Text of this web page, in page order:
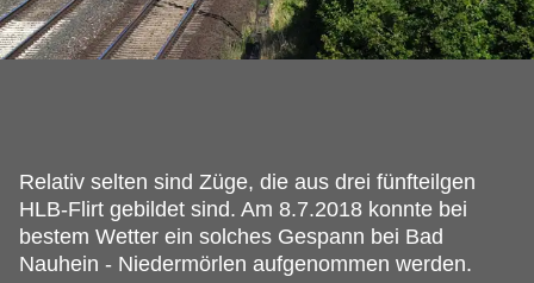
Relativ selten sind Züge, die aus drei fünfteilgen
HLB-Flirt gebildet sind. Am 8.7.2018 konnte bei
bestem Wetter ein solches Gespann bei Bad
Nauhein - Niedermörlen aufgenommen werden.